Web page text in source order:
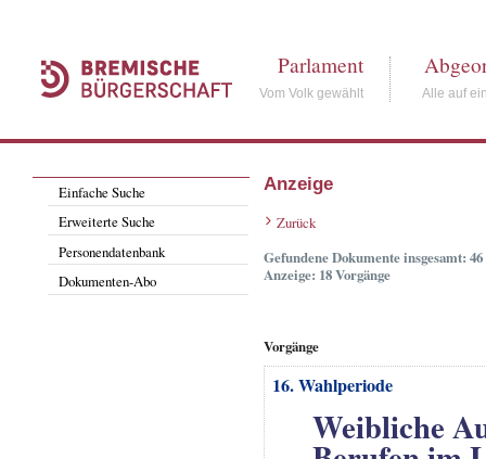
Parlament
Vom Volk gewählt Alle auf
Einfache Suche
Erweiterte Suche
Personendatenbank
Dokumenten-Abo
Anzeige
Zurück
Gefundene Dokumente insgesamt: 46
Anzeige: 18 Vorgänge
Vorgänge
16. Wahlperiode
Weibliche